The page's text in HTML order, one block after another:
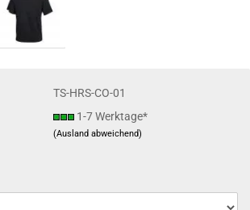
TS-HRS-CO-01
1-7 Werktage*
(Ausland abweichend)